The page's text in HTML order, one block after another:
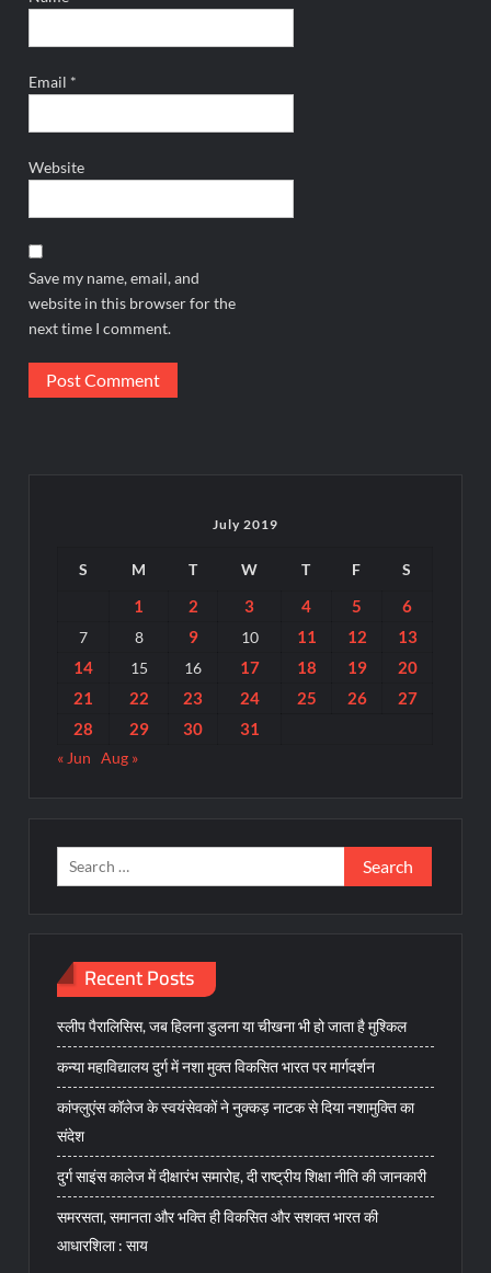
Email *
Website
Save my name, email, and
website in this browser for the
next time I comment.
July 2019
S M T W T F S
1 2 3 4 5 6
7 8 9 10 11 12
13
14
15 16 17 18 19
20
21
22 23 24 25 26
27
28
29 30 31
« Jun Aug »
Search
for:
Recent Posts
स्लीप पैरालिसिस, जब हिलना डुलना या चीखना भी हो जाता है मुश्किल
कन्या महाविद्यालय दुर्ग में नशा मुक्त विकसित भारत पर मार्गदर्शन
कांफ्लुएंस कॉलेज के स्वयंसेवकों ने नुक्कड़ नाटक से दिया नशामुक्ति का
संदेश
दुर्ग साइंस कालेज में दीक्षारंभ समारोह, दी राष्ट्रीय शिक्षा नीति की जानकारी
समरसता, समानता और भक्ति ही विकसित और सशक्त भारत की
आधारशिला : साय